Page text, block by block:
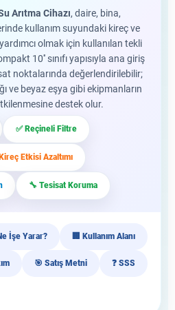
Arıtma Cihazı, daire, bina,
kullanım suyundaki kireç ve
olmak için kullanılan tekli
10'' sınıfı yapısıyla ana giriş
noktalarında değerlendirilebilir;
ve beyaz eşya gibi ekipmanların
destek olur.
✅ Reçineli Filtre
Etkisi Azaltımı
🔧 Tesisat Koruma
İşe Yarar? 🏢 Kullanım Alanı
🎯 Satış Metni ❓ SSS